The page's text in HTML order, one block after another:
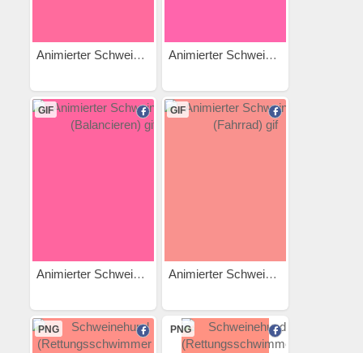
Animierter Schweinehund... Animierter Schweinehund...
GIF
Animierter Schweinehund...
GIF
Animierter Schweinehund...
PNG PNG